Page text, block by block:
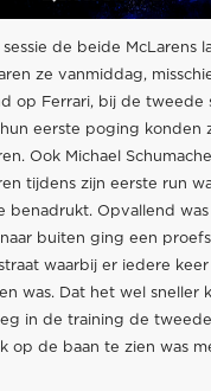
de beide McLarens
ze vanmiddag,
op Ferrari, bij de tweede
eerste poging konden
Ook Michael
tijdens zijn eerste run
benadrukt. Opvallend
buiten ging een
waarbij er iedere
was. Dat het wel sneller
in de training de
op de baan te zien was